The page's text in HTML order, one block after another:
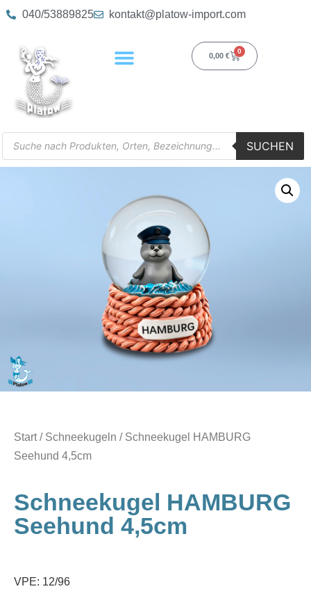
040/53889825 kontakt@platow-import.com
0,00 €
0
SUCHEN
Start/ Schneekugeln / Schneekugel HAMBURG
Seehund 4,5cm
Schneekugel HAMBURG
Seehund 4,5cm
VPE: 12/96